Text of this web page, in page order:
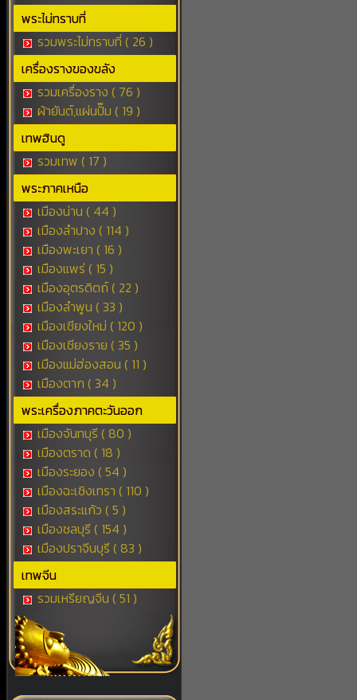
พระไม่ทราบที่
รวมพระไม่ทราบที่ ( 26 )
เครื่องรางของขลัง
รวมเครื่องราง ( 76 )
ผ้ายันต์,แผ่นปั๊ม ( 19 )
เทพฮินดู
รวมเทพ ( 17 )
พระภาคเหนือ
เมืองน่าน ( 44 )
เมืองลำปาง ( 114 )
เมืองพะเยา ( 16 )
เมืองแพร่ ( 15 )
เมืองอุตรดิตถ์ ( 22 )
เมืองลำพูน ( 33 )
เมืองเชียงใหม่ ( 120 )
เมืองเชียงราย ( 35 )
เมืองแม่ฮ่องสอน ( 11 )
เมืองตาก ( 34 )
พระเครื่องภาคตะวันออก
เมืองจันทบุรี ( 80 )
เมืองตราด ( 18 )
เมืองระยอง ( 54 )
เมืองฉะเชิงเทรา ( 110 )
เมืองสระแก้ว ( 5 )
เมืองชลบุรี ( 154 )
เมืองปราจีนบุรี ( 83 )
เทพจีน
รวมเหรียญจีน ( 51 )